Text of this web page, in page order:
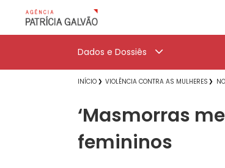
Dados e Dossiês
INÍCIO VIOLÊNCIA CONTRA AS MULHERES
‘Masmorras
femininos